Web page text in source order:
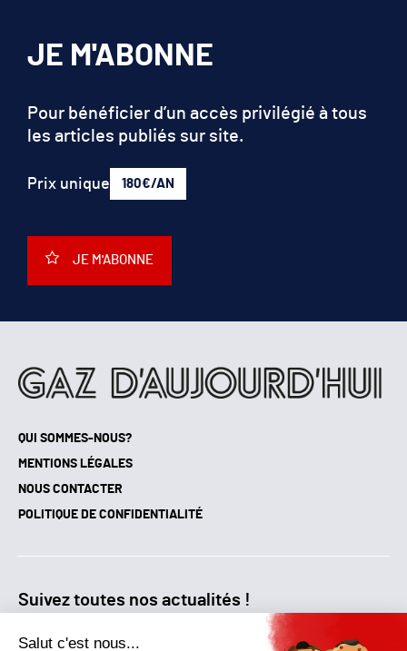
QUI SOMMES-NOUS?
MENTIONS LÉGALES
NOUS CONTACTER
POLITIQUE DE CONFIDENTIALITÉ
Suivez toutes nos actualités !
JE M'ABONNE
Pour bénéficier d’un accès privilégié à tous
les articles publiés sur site.
Prix unique 180€/AN
JE M'ABONNE